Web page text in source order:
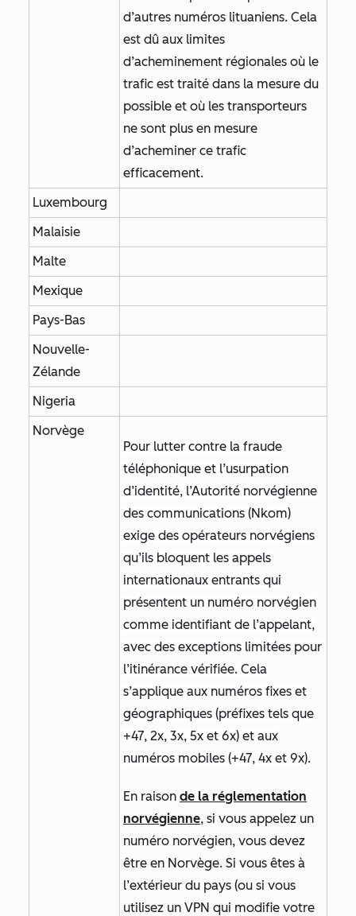
d’autres numéros lituaniens. Cela
est dû aux limites
d’acheminement régionales où le
trafic est traité dans la mesure du
possible et où les transporteurs
ne sont plus en mesure
d’acheminer ce trafic
efficacement.
Luxembourg
Malaisie
Malte
Mexique
Pays-Bas
Nouvelle-
Zélande
Nigeria
Norvège
Pour lutter contre la fraude
téléphonique et l’usurpation
d’identité, l’Autorité norvégienne
des communications (Nkom)
exige des opérateurs norvégiens
qu’ils bloquent les appels
internationaux entrants qui
présentent un numéro norvégien
comme identifiant de l’appelant,
avec des exceptions limitées pour
l’itinérance vérifiée. Cela
s’applique aux numéros fixes et
géographiques (préfixes tels que
+47, 2x, 3x, 5x et 6x) et aux
numéros mobiles (+47, 4x et 9x).
En raison de la réglementation
norvégienne, si vous appelez un
numéro norvégien, vous devez
être en Norvège. Si vous êtes à
l’extérieur du pays (ou si vous
utilisez un VPN qui modifie votre